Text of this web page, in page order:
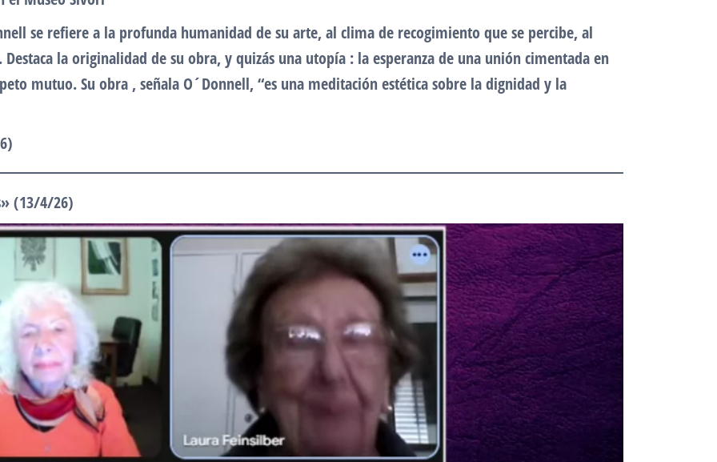
se refiere a la profunda humanidad de su arte, al clima de recogimiento que se percibe, al
la originalidad de su obra, y quizás una utopía : la esperanza de una unión cimentada en
mutuo. Su obra , señala O´Donnell, “es una meditación estética sobre la dignidad y la
(13/4/26)